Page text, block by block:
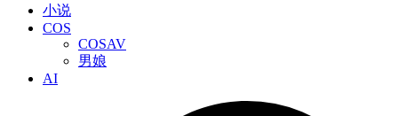
小说
COS
COSAV
男娘
AI